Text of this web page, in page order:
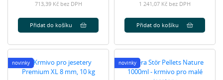
713,39 Kč bez DPH
Přidat do košíku
1 241,07 Kč bez DPH
Přidat do košíku
novinky novinky